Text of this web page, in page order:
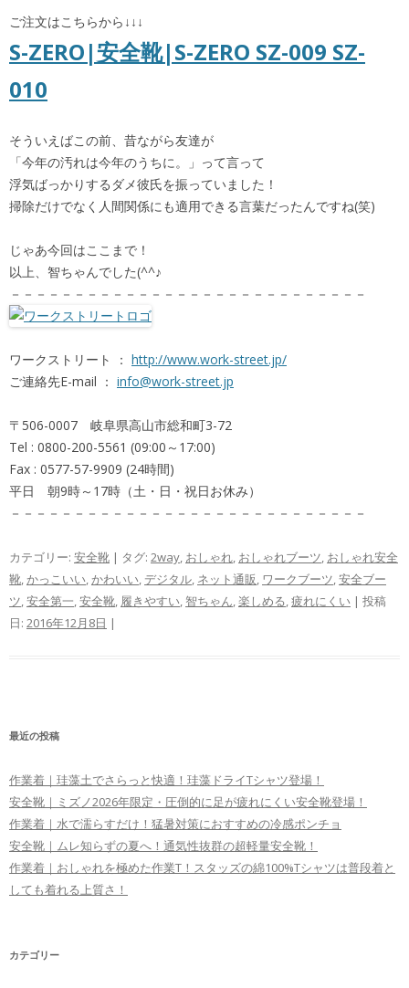
ご注文はこちらから↓↓↓
S-ZERO|安全靴|S-ZERO SZ-009 SZ-
010
そういえばこの前、昔ながら友達が
「今年の汚れは今年のうちに。」って言って
浮気ばっかりするダメ彼氏を振っていました！
掃除だけでなく人間関係にも適用できる言葉だったんですね(笑)
じゃあ今回はここまで！
以上、智ちゃんでした(^^♪
－－－－－－－－－－－－－－－－－－－－－－－－－－－－
ワークストリート ： http://www.work-street.jp/
ご連絡先E-mail ： info@work-street.jp
〒506-0007 岐阜県高山市総和町3-72
Tel : 0800-200-5561 (09:00～17:00)
Fax : 0577-57-9909 (24時間)
平日 朝9時～17時（土・日・祝日お休み）
－－－－－－－－－－－－－－－－－－－－－－－－－－－－
カテゴリー: 安全靴 | タグ: 2way, おしゃれ, おしゃれブーツ, おしゃれ安全
靴,かっこいい,かわいい, デジタル, ネット通販, ワークブーツ,安全ブー
ツ,安全第一,安全靴, 履きやすい, 智ちゃん,楽しめる,疲れにくい | 投稿
日: 2016年12月8日 |
最近の投稿
作業着｜珪藻土でさらっと快適！珪藻ドライTシャツ登場！
安全靴｜ミズノ2026年限定・圧倒的に足が疲れにくい安全靴登場！
作業着｜水で濡らすだけ！猛暑対策におすすめの冷感ポンチョ
安全靴｜ムレ知らずの夏へ！通気性抜群の超軽量安全靴！
作業着｜おしゃれを極めた作業T！スタッズの綿100%Tシャツは普段着と
しても着れる上質さ！
カテゴリー